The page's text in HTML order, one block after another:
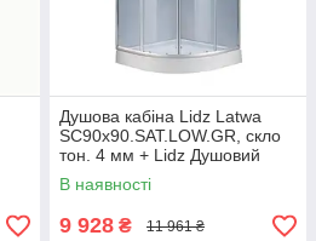
Душова кабіна Lidz Latwa
SC90x90.SAT.LOW.GR, скло
тон. 4 мм + Lidz Душовий
піддон KAPIELKA ST90x90x14
В наявності
9 928 ₴ 11 961 ₴